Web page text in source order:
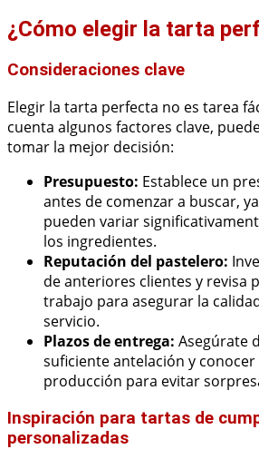
¿Cómo elegir la tarta
Consideraciones clave
Elegir la tarta perfecta no es tarea
cuenta algunos factores clave,
tomar la mejor decisión:
Presupuesto: Establece un
antes de comenzar a buscar,
pueden variar
los ingredientes.
Reputación del pastelero:
de anteriores clientes y revisa
trabajo para asegurar la
servicio.
Plazos de entrega: Asegúrate
suficiente antelación y
producción para evitar
Inspiración para tartas de
personalizadas